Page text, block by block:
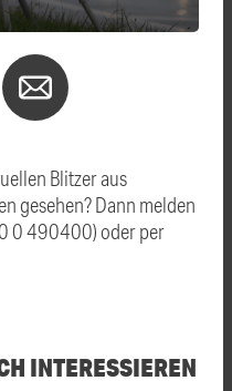
Blitzer aus
gesehen? Dann melden
0 490400) oder per
INTERESSIEREN